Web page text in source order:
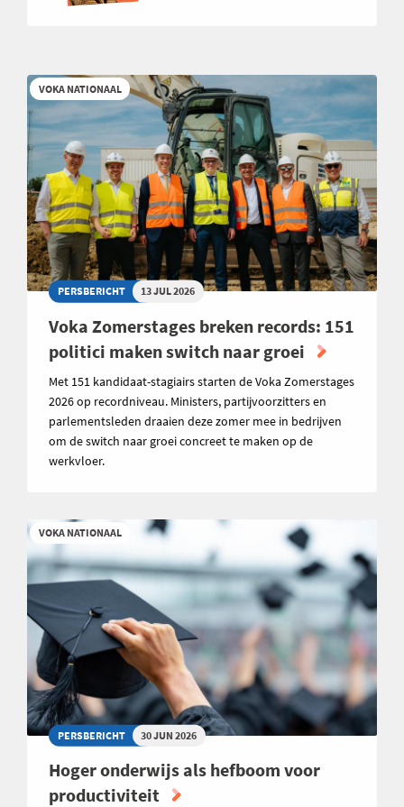
VOKA NATIONAAL
PERSBERICHT 13 JUL 2026
Voka Zomerstages breken records: 151
politici maken switch naar groei
Met 151 kandidaat-stagiairs starten de Voka Zomerstages
2026 op recordniveau. Ministers, partijvoorzitters en
parlementsleden draaien deze zomer mee in bedrijven
om de switch naar groei concreet te maken op de
werkvloer.
VOKA NATIONAAL
PERSBERICHT 30 JUN 2026
Hoger onderwijs als hefboom voor
productiviteit